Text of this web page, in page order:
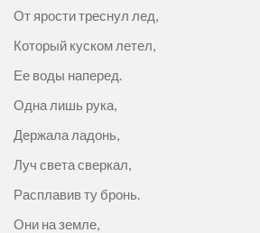
От ярости треснул лед,
Который куском летел,
Ее воды наперед.
Одна лишь рука,
Держала ладонь,
Луч света сверкал,
Расплавив ту бронь.
Они на земле,